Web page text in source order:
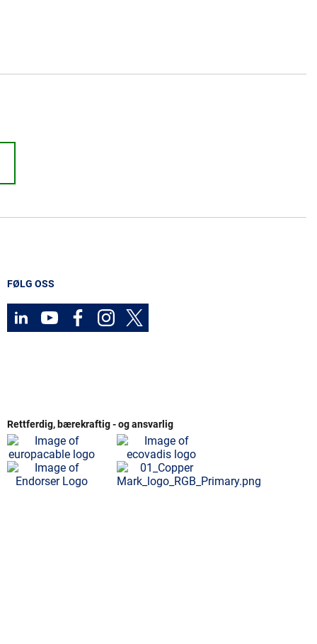
FØLG OSS
Rettferdig, bærekraftig - og ansvarlig